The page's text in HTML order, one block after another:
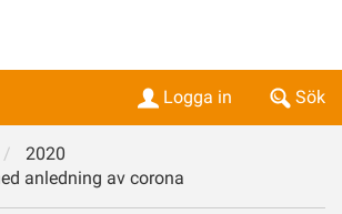
Sök
Logga in
2020
anledning av corona